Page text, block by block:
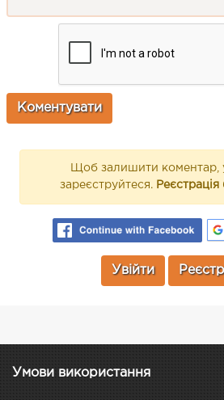
Щоб залишити коментар,
зареєструйтеся.
Увійти
Умови використання